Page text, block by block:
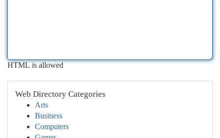
HTML is allowed
Web Directory Categories
Arts
Business
Computers